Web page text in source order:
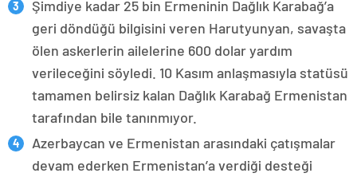
Şimdiye kadar 25 bin Ermeninin Dağlık Karabağ’a
geri döndüğü bilgisini veren Harutyunyan, savaşta
ölen askerlerin ailelerine 600 dolar yardım
verileceğini söyledi. 10 Kasım anlaşmasıyla statüsü
tamamen belirsiz kalan Dağlık Karabağ Ermenistan
tarafından bile tanınmıyor.
Azerbaycan ve Ermenistan arasındaki çatışmalar
devam ederken Ermenistan’a verdiği desteği